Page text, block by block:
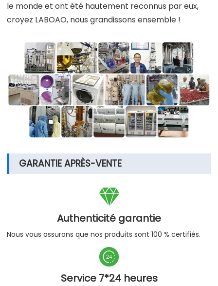
le monde et ont été hautement reconnus par eux,
croyez LABOAO, nous grandissons ensemble !
GARANTIE APRÈS-VENTE

Authenticité garantie
Nous vous assurons que nos produits sont 100 % certifiés.

Service 7*24 heures